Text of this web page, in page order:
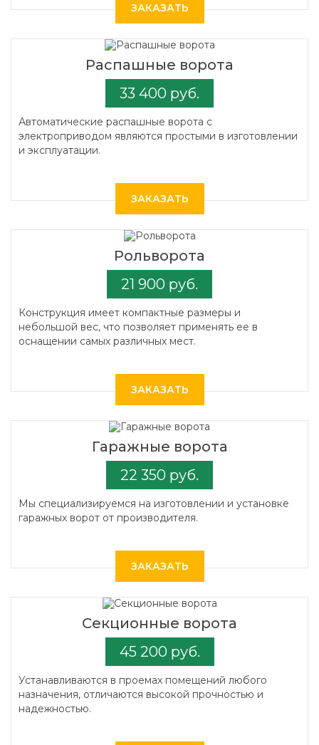
ЗАКАЗАТЬ
Распашные ворота
33 400 руб.
Автоматические распашные ворота с
электроприводом являются простыми в изготовлении
и эксплуатации.
ЗАКАЗАТЬ
Рольворота
21 900 руб.
Конструкция имеет компактные размеры и
небольшой вес, что позволяет применять ее в
оснащении самых различных мест.
ЗАКАЗАТЬ
Гаражные ворота
22 350 руб.
Мы специализируемся на изготовлении и установке
гаражных ворот от производителя.
ЗАКАЗАТЬ
Секционные ворота
45 200 руб.
Устанавливаются в проемах помещений любого
назначения, отличаются высокой прочностью и
надежностью.